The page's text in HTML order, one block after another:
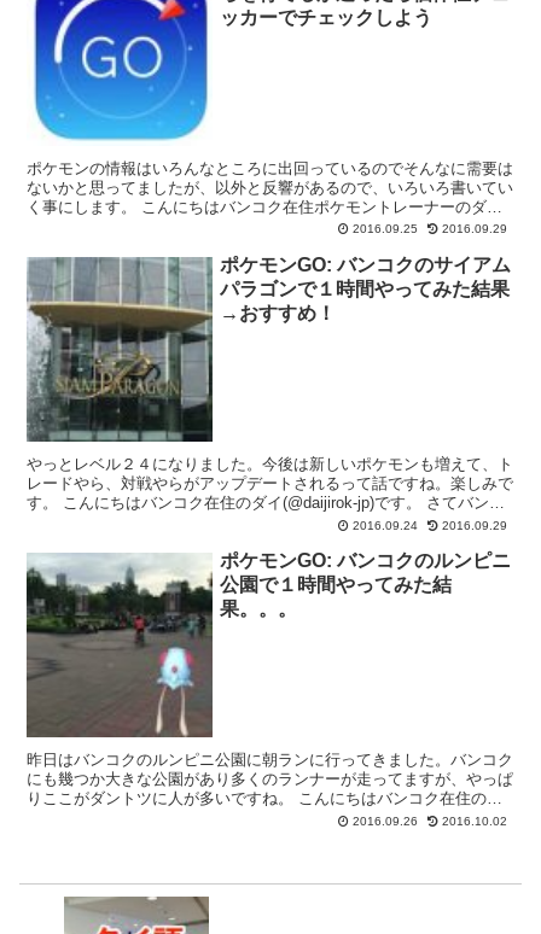
ッカーでチェックしよう
ポケモンの情報はいろんなところに出回っているのでそんなに需要は
ないかと思ってましたが、以外と反響があるので、いろいろ書いてい
く事にします。 こんにちはバンコク在住ポケモントレーナーのダイ
2016.09.25 2016.09.29
ポケモンGO: バンコクのサイアム
パラゴンで１時間やってみた結果
→おすすめ！
やっとレベル２４になりました。今後は新しいポケモンも増えて、ト
レードやら、対戦やらがアップデートされるって話ですね。楽しみで
す。 こんにちはバンコク在住のダイ(@daijirok-jp)です。 さてバンコ
2016.09.24 2016.09.29
ポケモンGO: バンコクのルンピニ
公園で１時間やってみた結
果。。。
昨日はバンコクのルンピニ公園に朝ランに行ってきました。バンコク
にも幾つか大きな公園があり多くのランナーが走ってますが、やっぱ
りここがダントツに人が多いですね。 こんにちはバンコク在住のダ
2016.09.26 2016.10.02